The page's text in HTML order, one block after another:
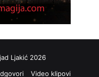
Ljakić 2026
Video klipovi